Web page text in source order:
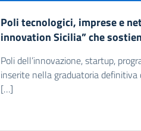
Poli tecnologici, imprese e
innovation Sicilia” che
Poli dell’innovazione, startup,
inserite nella graduatoria definitiva
[…]